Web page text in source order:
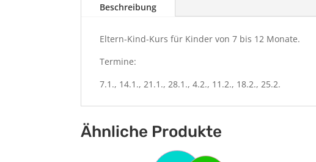
Beschreibung
Eltern-Kind-Kurs für Kinder von 7 bis 12 Monate.
Termine:
7.1., 14.1., 21.1., 28.1., 4.2., 11.2., 18.2., 25.2.
Ähnliche Produkte